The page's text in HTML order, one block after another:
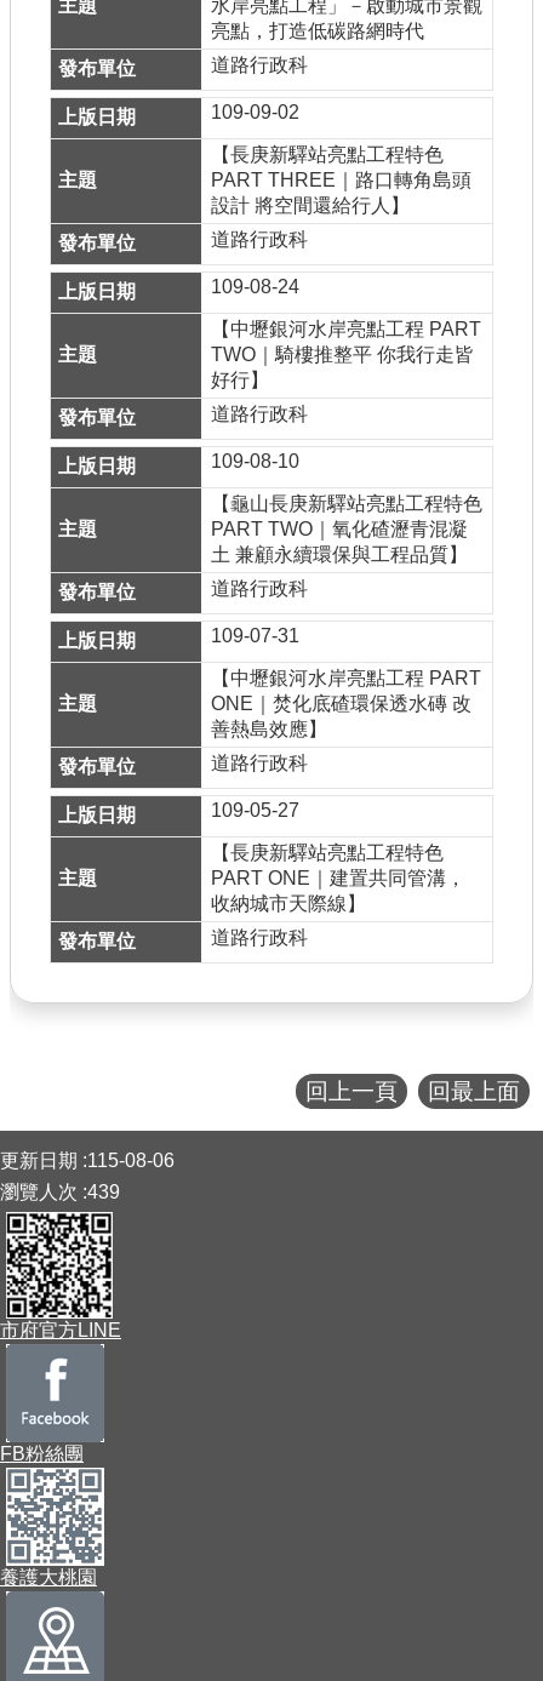
水岸亮點工程」－啟動城市景觀
亮點，打造低碳路網時代
道路行政科
109-09-02
【長庚新驛站亮點工程特色
PART THREE｜路口轉角島頭
設計 將空間還給行人】
道路行政科
109-08-24
【中壢銀河水岸亮點工程 PART
TWO｜騎樓推整平 你我行走皆
好行】
道路行政科
109-08-10
【龜山長庚新驛站亮點工程特色
PART TWO｜氧化碴瀝青混凝
土 兼顧永續環保與工程品質】
道路行政科
109-07-31
【中壢銀河水岸亮點工程 PART
ONE｜焚化底碴環保透水磚 改
善熱島效應】
道路行政科
109-05-27
【長庚新驛站亮點工程特色
PART ONE｜建置共同管溝，
收納城市天際線】
道路行政科
回上一頁 回最上面
更新日期
115-08-06
瀏覽人次 439
市府官方LINE
FB粉絲團
養護大桃園